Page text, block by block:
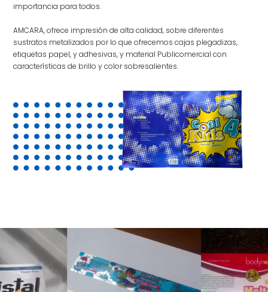
importancia para todos.
AMCARA, ofrece impresión de alta calidad, sobre diferentes
sustratos metalizados por lo que ofrecemos cajas plegadizas,
etiquetas papel, y adhesivas, y material Publicomercial con
características de brillo y color sobresalientes.